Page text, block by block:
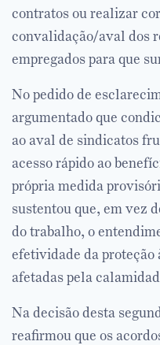
contratos ou realizar
convalidação/aval dos
empregados para que
No pedido de
argumentado que
ao aval de sindicatos
acesso rápido ao
própria medida
sustentou que, em vez
do trabalho, o
efetividade da proteção
afetadas pela
Na decisão desta
reafirmou que os